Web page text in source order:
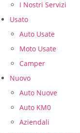
I Nostri Servizi
Usato
Auto Usate
Moto Usate
Camper
Nuovo
Auto Nuove
Auto KM0
Aziendali